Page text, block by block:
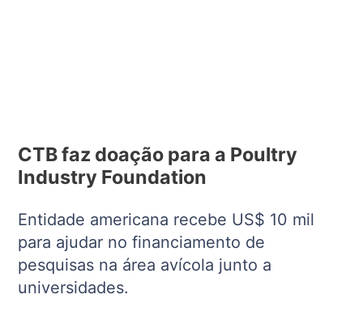
CTB faz doação para a Poultry
Industry Foundation
Entidade americana recebe US$ 10 mil
para ajudar no financiamento de
pesquisas na área avícola junto a
universidades.